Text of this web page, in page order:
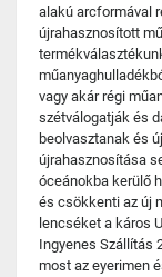
alakú arcformával
újrahasznosított
vagy akár régi
szétválogatják és
beolvasztanak és
újrahasznosítása
óceánokba kerülő
és csökkenti az új
lencséket a káros
Ingyenes Szállítás
most az eyerimen